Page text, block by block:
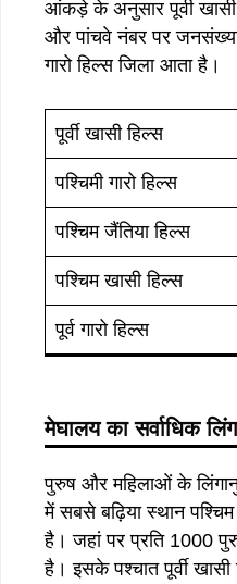
आंकड़े के अनुसार पूर्वी
और पांचवे नंबर पर
गारो हिल्स जिला आता है।
पूर्वी खासी हिल्स
पश्चिमी गारो हिल्स
पश्चिम जैंतिया हिल्स
पश्चिम खासी हिल्स
पूर्व गारो हिल्स
मेघालय का सर्वाधिक
पुरुष और महिलाओं के
में सबसे बढ़िया स्थान
है। जहां पर प्रति 1000
है। इसके पश्चात पूर्वी